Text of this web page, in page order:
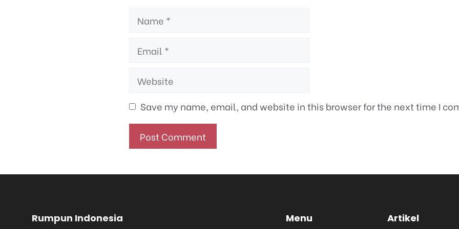
Name
Email
Website
Save my name, email, and website in this browser for the next time I
Rumpun Indonesia Menu Artikel